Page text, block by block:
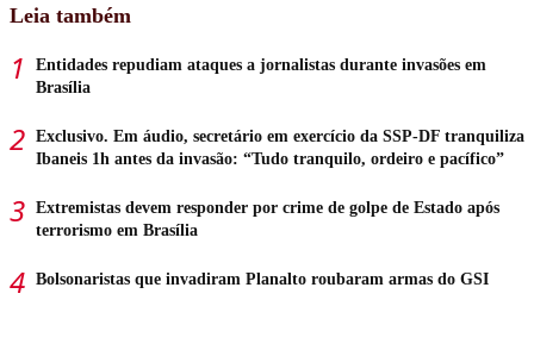
Leia também
Entidades repudiam ataques a jornalistas durante invasões em
Brasília
Exclusivo. Em áudio, secretário em exercício da SSP-DF tranquiliza
Ibaneis 1h antes da invasão: “Tudo tranquilo, ordeiro e pacífico”
Extremistas devem responder por crime de golpe de Estado após
terrorismo em Brasília
Bolsonaristas que invadiram Planalto roubaram armas do GSI